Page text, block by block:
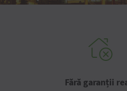
Fără garanții